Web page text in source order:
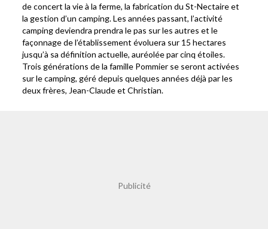
de concert la vie à la ferme, la fabrication du St-Nectaire et
la gestion d’un camping. Les années passant, l’activité
camping deviendra prendra le pas sur les autres et le
façonnage de l’établissement évoluera sur 15 hectares
jusqu’à sa définition actuelle, auréolée par cinq étoiles.
Trois générations de la famille Pommier se seront activées
sur le camping, géré depuis quelques années déjà par les
deux frères, Jean-Claude et Christian.